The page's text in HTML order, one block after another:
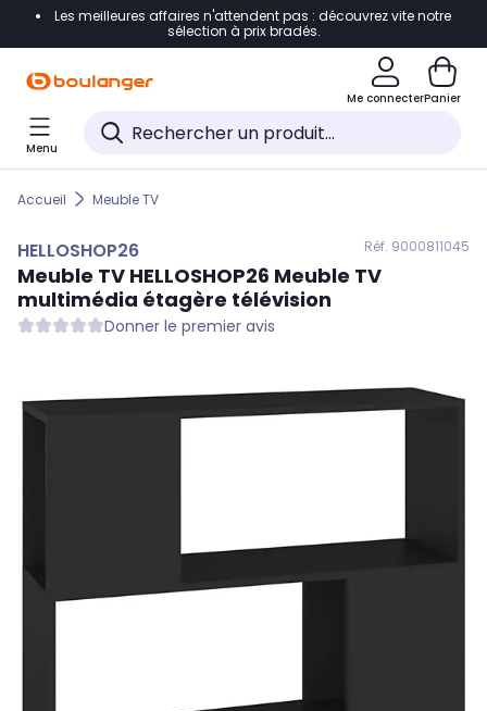
Accéder directement à la navigation
Accéder directement au pied de page
Accéder directement au chatbot
Les meilleures affaires n'attendent pas : découvrez vite notre
sélection à prix bradés.
Me connecterPanier
Menu
Accueil Meuble TV
HELLOSHOP26 Réf. 9000811045
Meuble TV HELLOSHOP26 Meuble TV
multimédia étagère télévision
Donner le premier avis